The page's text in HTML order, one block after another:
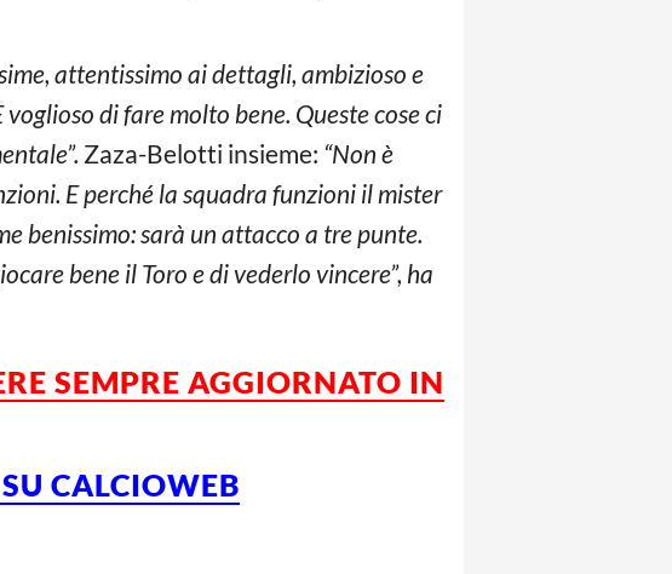
attentissimo ai dettagli, ambizioso e
di fare molto bene. Queste cose ci
Zaza-Belotti insieme: “Non è
E perché la squadra funzioni il mister
benissimo: sarà un attacco a tre punte.
bene il Toro e di vederlo vincere”, ha
SEMPRE AGGIORNATO IN
CALCIOWEB